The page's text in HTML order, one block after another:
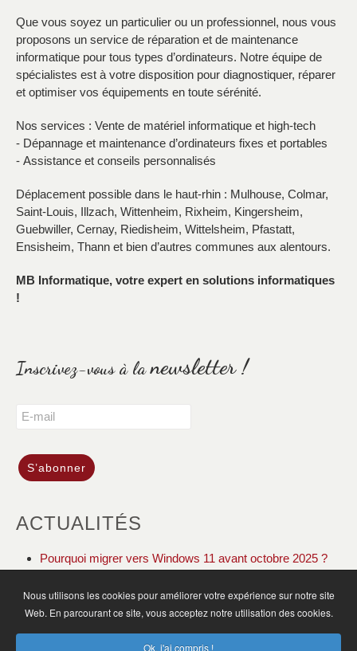
Que vous soyez un particulier ou un professionnel, nous vous
proposons un service de réparation et de maintenance
informatique pour tous types d’ordinateurs. Notre équipe de
spécialistes est à votre disposition pour diagnostiquer, réparer
et optimiser vos équipements en toute sérénité.
Nos services : Vente de matériel informatique et high-tech
- Dépannage et maintenance d’ordinateurs fixes et portables
- Assistance et conseils personnalisés
Déplacement possible dans le haut-rhin : Mulhouse, Colmar,
Saint-Louis, Illzach, Wittenheim, Rixheim, Kingersheim,
Guebwiller, Cernay, Riedisheim, Wittelsheim, Pfastatt,
Ensisheim, Thann et bien d’autres communes aux alentours.
MB Informatique, votre expert en solutions informatiques
!
Inscrivez-vous à lanewsletter !
ACTUALITÉS
Pourquoi migrer vers Windows 11 avant octobre 2025 ?
ACCUEIL ACTUALITÉS PLAN DU SITE
Nous utilisons les cookies pour améliorer votre expérience sur notre site
Web. En parcourant ce site, vous acceptez notre utilisation des cookies.
Ok, j'ai compris !